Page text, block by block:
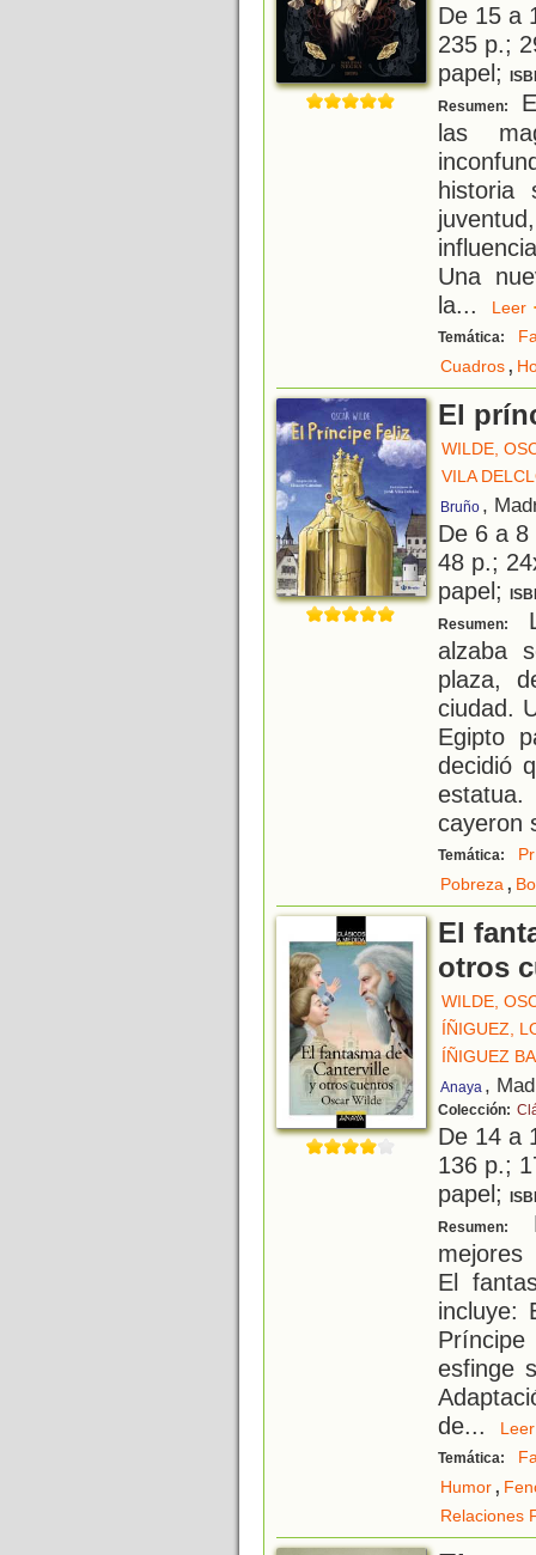
De 15 a
235 p.;
papel;
Resumen:
las
historia
Una
la...
Temática:
Cuadros,
El
WILDE,
VILA
Bruño ,
De 6 a
48 p.;
papel;
Resumen:
alzaba
plaza,
ciudad.
Egipto
decidió
estatua.
cayeron
Temática:
Pobreza,
El
otros
WILDE,
ÍÑIGUEZ,
ÍÑIGUEZ
Anaya ,
Colección:
De 14 a
136 p.;
papel;
Resumen:
mejores
El
incluye:
esfinge
de...
Temática:
Humor,
Relaciones